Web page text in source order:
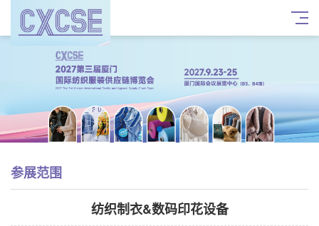
参展范围
纺织制衣&数码印花设备